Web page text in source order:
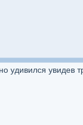
удивился увидев